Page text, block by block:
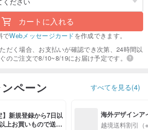
カートに入れる
でWebメッセージカードを作成できます。
だく場合、お支払いが確認でき次第、24時間以
のご注文で8/10~8/19にお届け予定です。
ペーン すべてを見る(4)
】新規登録から7日以
上お買いもので送料
海外デザインア
入
越境送料割引（